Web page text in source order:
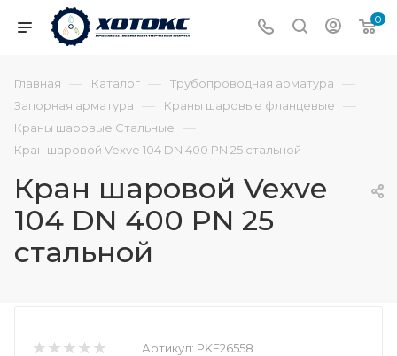
0
Главная — Каталог — Трубопроводная арматура —
Запорная арматура — Краны шаровые фланцевые —
Краны шаровые Стальные —
Кран шаровой Vexve 104 DN 400 PN 25 стальной
Кран шаровой Vexve
104 DN 400 PN 25
стальной
Артикул: PKF26558